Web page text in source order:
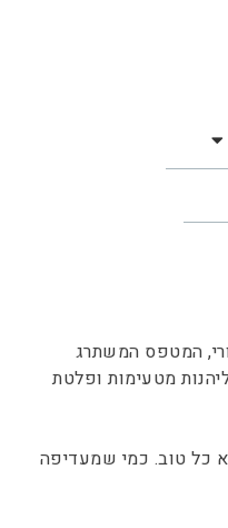
המטפס המשתרג
מטעימות ופלטת
כל טוב. כמי שמעדיפה